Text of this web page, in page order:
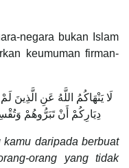
negara bukan Islam
keumuman firman-
لَا يَنْهَاكُمُ اللَّهُ عَنِ الَّذِينَ
دِيَارِكُمْ أَنْ تَبَرُّوهُمْ
daripada berbuat
orang yang tidak